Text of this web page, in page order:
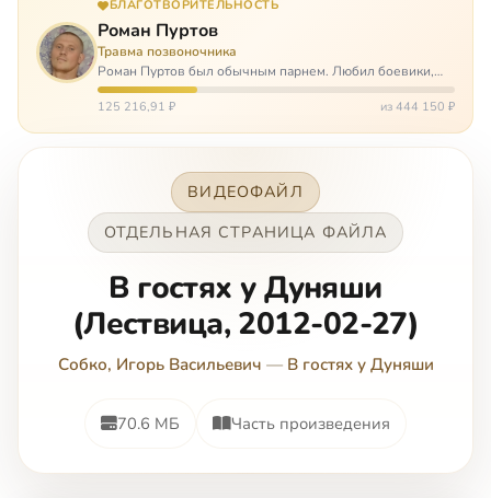
БЛАГОТВОРИТЕЛЬНОСТЬ
Роман Пуртов
Травма позвоночника
Роман Пуртов был обычным парнем. Любил боевики,
хорошие автомобили, был не дурак поиграть в комп,
любил жену и обожал дочь. А потом, будучи
125 216,91 ₽ из 444 150 ₽
ВИДЕОФАЙЛ
ОТДЕЛЬНАЯ СТРАНИЦА ФАЙЛА
В гостях у Дуняши
(Лествица, 2012-02-27)
Собко, Игорь Васильевич — В гостях у Дуняши
70.6 МБ Часть произведения